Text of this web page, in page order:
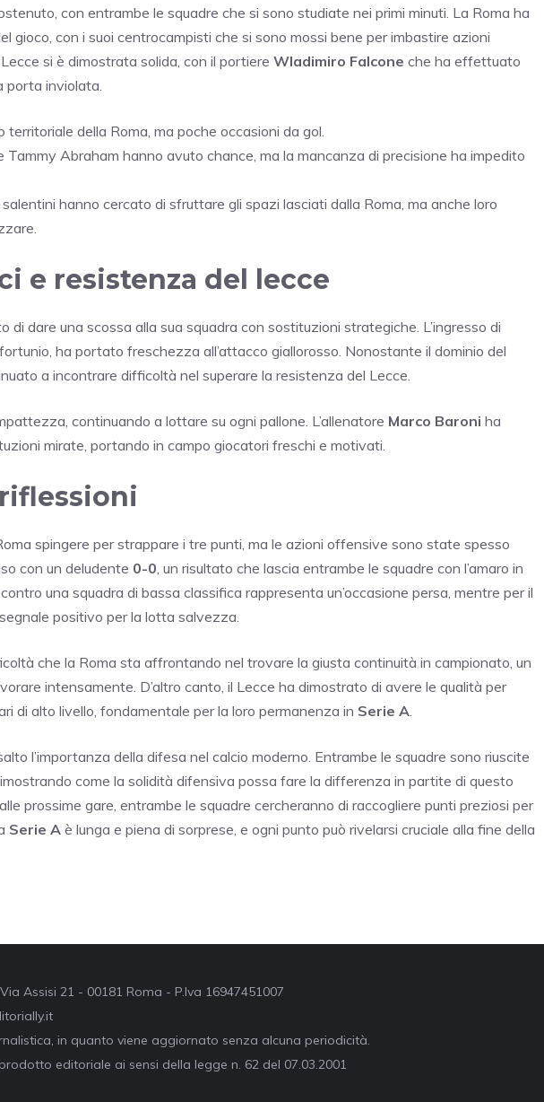
con entrambe le squadre che si sono studiate nei primi minuti. La Roma ha
gioco, con i suoi centrocampisti che si sono mossi bene per imbastire azioni
si è dimostrata solida, con il portiere Wladimiro Falcone che ha effettuato
porta inviolata.
territoriale della Roma, ma poche occasioni da gol.
Tammy Abraham hanno avuto chance, ma la mancanza di precisione ha impedito
salentini hanno cercato di sfruttare gli spazi lasciati dalla Roma, ma anche loro
e resistenza del lecce
di dare una scossa alla sua squadra con sostituzioni strategiche. L’ingresso di
ha portato freschezza all’attacco giallorosso. Nonostante il dominio del
a incontrare difficoltà nel superare la resistenza del Lecce.
continuando a lottare su ogni pallone. L’allenatore Marco Baroni ha
mirate, portando in campo giocatori freschi e motivati.
spingere per strappare i tre punti, ma le azioni offensive sono state spesso
con un deludente 0-0 , un risultato che lascia entrambe le squadre con l’amaro in
una squadra di bassa classifica rappresenta un’occasione persa, mentre per il
positivo per la lotta salvezza.
che la Roma sta affrontando nel trovare la giusta continuità in campionato, un
intensamente. D’altro canto, il Lecce ha dimostrato di avere le qualità per
di alto livello, fondamentale per la loro permanenza in Serie A
l’importanza della difesa nel calcio moderno. Entrambe le squadre sono riuscite
come la solidità difensiva possa fare la differenza in partite di questo
prossime gare, entrambe le squadre cercheranno di raccogliere punti preziosi per
Serie A è lunga e piena di sorprese, e ogni punto può rivelarsi cruciale alla fine della
Assisi 21 - 00181 Roma - P.Iva 16947451007
in quanto viene aggiornato senza alcuna periodicità.
editoriale ai sensi della legge n. 62 del 07.03.2001